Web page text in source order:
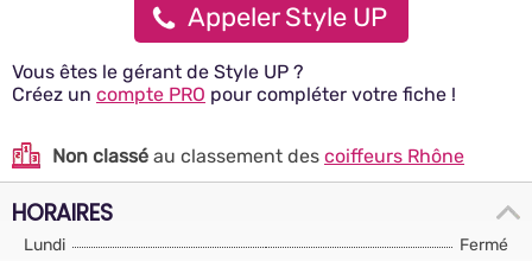
Appeler Style UP
Vous êtes le gérant de Style UP ?
Créez un compte PRO pour compléter votre fiche !
Non classé au classement des coiffeurs Rhône
HORAIRES
Lundi
Fermé